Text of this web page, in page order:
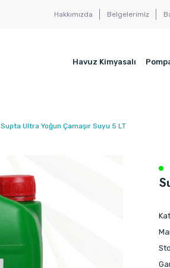
Hakkımızda Belgelerimiz
Havuz Kimyasalı
Supta Ultra Yoğun Çamaşır Suyu 5 LT